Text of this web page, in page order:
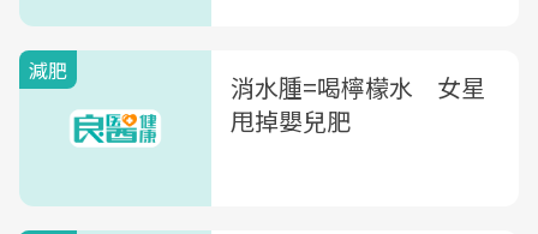
減肥
消水腫=喝檸檬水 女星
甩掉嬰兒肥